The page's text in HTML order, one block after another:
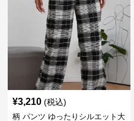
¥3,210 (税込)
柄 パンツ ゆったりシルエット大